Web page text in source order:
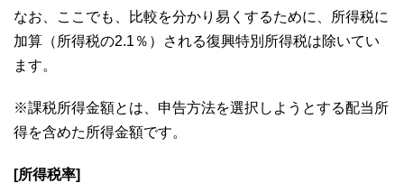
なお、ここでも、比較を分かり易くするために、所得税に
加算（所得税の2.1％）される復興特別所得税は除いてい
ます。
※課税所得金額とは、申告方法を選択しようとする配当所
得を含めた所得金額です。
[所得税率]